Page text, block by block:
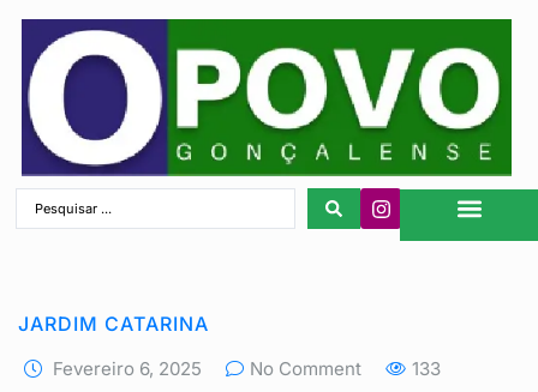
JARDIM CATARINA
Fevereiro 6, 2025 No Comment 133